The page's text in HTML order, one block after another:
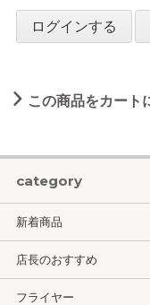
ログインする
この商品をカート
category
新着商品
店長のおすすめ
フライヤー